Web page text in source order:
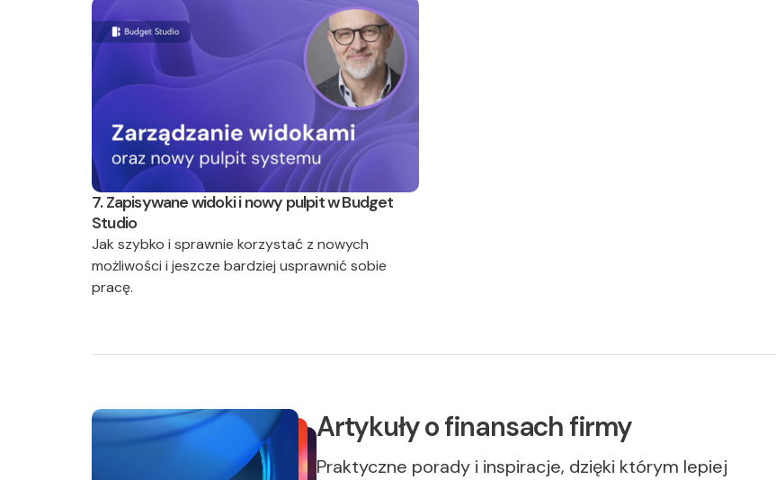
7. Zapisywane widoki i nowy pulpit w Budget
Studio
Jak szybko i sprawnie korzystać z nowych
możliwości i jeszcze bardziej usprawnić sobie
pracę.
Artykuły o finansach firmy
Praktyczne porady i inspiracje, dzięki którym lepiej